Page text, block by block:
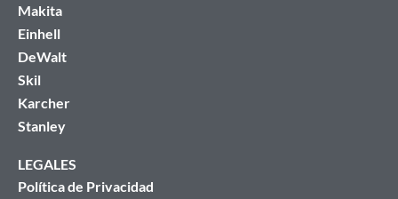
Makita
Einhell
DeWalt
Skil
Karcher
Stanley
LEGALES
Política de Privacidad